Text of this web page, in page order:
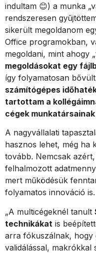
indultam 😊) a munka
rendszeresen
sikerült megoldanom
Office programokban,
megoldani, mint ahogy
megoldásokat egy
így folyamatosan
számítógépes
tartottam a
cégek
A nagyvállalati
hasznos lehet, még ha
tovább. Nemcsak
felhalmozott
mert működésük
folyamatos innováció is.
„A multicégeknél tanult
technikákat is
arra fókuszálnak, hogy
validálással, makrókkal